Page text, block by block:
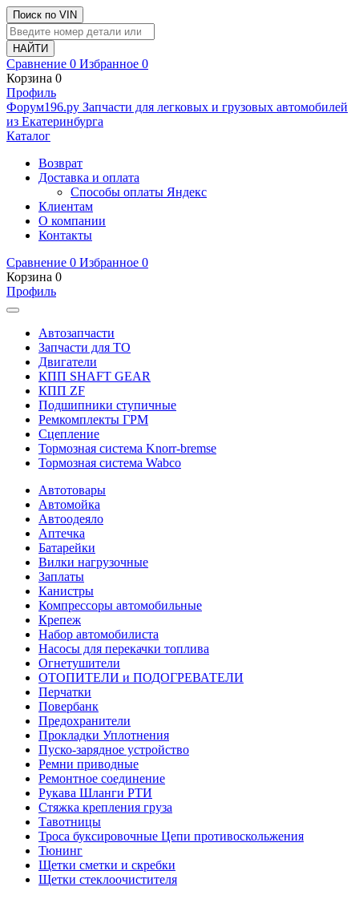
Поиск по VIN
Сравнение 0 Избранное 0
Корзина 0
Профиль
Фoрум196.ру Запчасти для легковых и грузовых автомобилей
из Екатеринбурга
Каталог
Возврат
Доставка и оплата
Способы оплаты Яндекс
Клиентам
О компании
Контакты
Сравнение 0 Избранное 0
Корзина 0
Профиль
Автозапчасти
Запчасти для ТО
Двигатели
КПП SHAFT GEAR
КПП ZF
Подшипники ступичные
Ремкомплекты ГРМ
Сцепление
Тормозная система Knorr-bremse
Тормозная система Wabco
Автотовары
Автомойка
Автоодеяло
Аптечка
Батарейки
Вилки нагрузочные
Заплаты
Канистры
Компрессоры автомобильные
Крепеж
Набор автомобилиста
Насосы для перекачки топлива
Огнетушители
ОТОПИТЕЛИ и ПОДОГРЕВАТЕЛИ
Перчатки
Повербанк
Предохранители
Прокладки Уплотнения
Пуско-зарядное устройство
Ремни приводные
Ремонтное соединение
Рукава Шланги РТИ
Стяжка крепления груза
Тавотницы
Троса буксировочные Цепи противоскольжения
Тюнинг
Щетки сметки и скребки
Щетки стеклоочистителя